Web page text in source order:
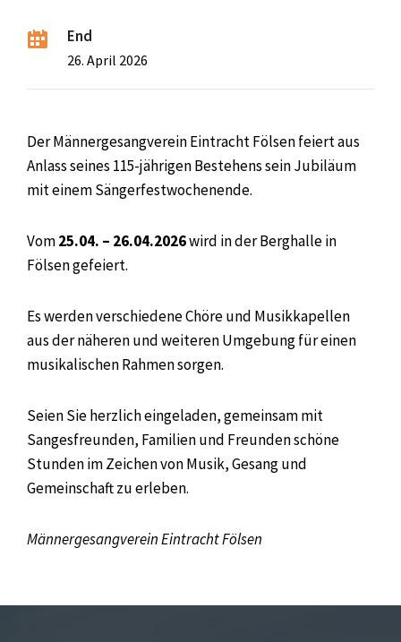
End
26. April 2026
Der Männergesangverein Eintracht Fölsen feiert aus
Anlass seines 115-jährigen Bestehens sein Jubiläum
mit einem Sängerfestwochenende.
Vom25.04. – 26.04.2026wird in der Berghalle in
Fölsen gefeiert.
Es werden verschiedene Chöre und Musikkapellen
aus der näheren und weiteren Umgebung für einen
musikalischen Rahmen sorgen.
Seien Sie herzlich eingeladen, gemeinsam mit
Sangesfreunden, Familien und Freunden schöne
Stunden im Zeichen von Musik, Gesang und
Gemeinschaft zu erleben.
Männergesangverein Eintracht Fölsen